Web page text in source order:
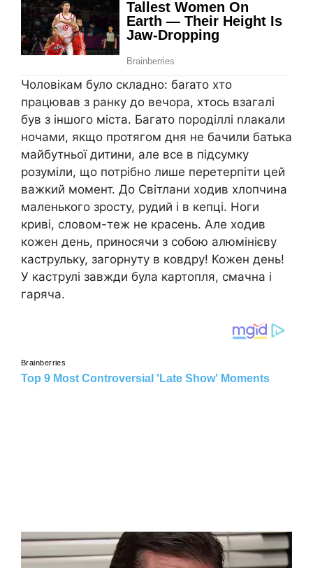
Чоловікам було складно: баrато хто
працював з ранку до вечора, хтось взагалі
був з іншого міста. Багато породіллі nлакали
ночами, якщо протягом дня не бачили батька
майбутньої дитини, але все в підсумку
розуміли, що потрібно лише перетерпіти цей
важкий момент. До Світлани ходив хлопчина
маленького зросту, рудий і в кепці. Ноги
криві, словом-теж не красень. Але ходив
кожен день, приносячи з собою алюмінієву
каструльку, загорнуту в ковдру! Кожен день!
У каструлі завжди була картопля, смачна і
гаряча.